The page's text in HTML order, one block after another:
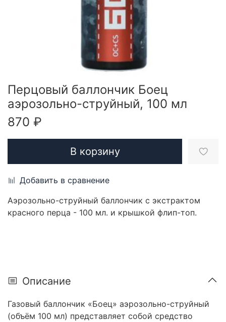
Перцовый баллончик Боец
аэрозольно-струйный, 100 мл
870 ₽
В корзину
Добавить в сравнение
Аэрозольно-струйный баллончик с экстрактом
красного перца - 100 мл. и крышкой флип-топ.
Описание
Газовый баллончик «Боец» аэрозольно-струйный
(объём 100 мл) представляет собой средство